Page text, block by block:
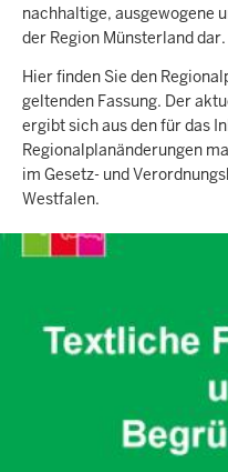
nachhaltige, ausgewogene
der Region Münsterland dar.
Hier finden Sie den
geltenden Fassung. Der
ergibt sich aus den für das
Regionalplanänderungen
im Gesetz- und
Westfalen.